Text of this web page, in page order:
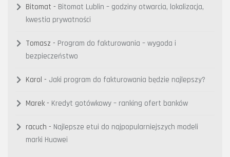
Bitomat - Bitomat Lublin – godziny otwarcia, lokalizacja,
kwestia prywatności
Tomasz - Program do fakturowania – wygoda i
bezpieczeństwo
Karol - Jaki program do fakturowania będzie najlepszy?
Marek - Kredyt gotówkowy – ranking ofert banków
racuch - Najlepsze etui do najpopularniejszych modeli
marki Huawei